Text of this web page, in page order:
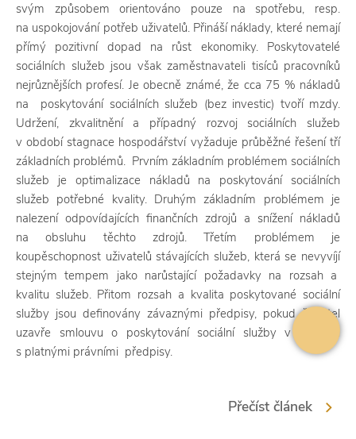
svým způsobem orientováno pouze na spotřebu, resp.
na uspokojování potřeb uživatelů. Přináší náklady, které nemají
přímý pozitivní dopad na růst ekonomiky. Poskytovatelé
sociálních služeb jsou však zaměstnavateli tisíců pracovníků
nejrůznějších profesí. Je obecně známé, že cca 75 % nákladů
na poskytování sociálních služeb (bez investic) tvoří mzdy.
Udržení, zkvalitnění a případný rozvoj sociálních služeb
v období stagnace hospodářství vyžaduje průběžné řešení tří
základních problémů. Prvním základním problémem sociálních
služeb je optimalizace nákladů na poskytování sociálních
služeb potřebné kvality. Druhým základním problémem je
nalezení odpovídajících finančních zdrojů a snížení nákladů
na obsluhu těchto zdrojů. Třetím problémem je
koupěschopnost uživatelů stávajících služeb, která se nevyvíjí
stejným tempem jako narůstající požadavky na rozsah a
kvalitu služeb. Přitom rozsah a kvalita poskytované sociální
služby jsou definovány závaznými předpisy, pokud žadatel
uzavře smlouvu o poskytování sociální služby v souladu
s platnými právními předpisy.
Přečíst článek